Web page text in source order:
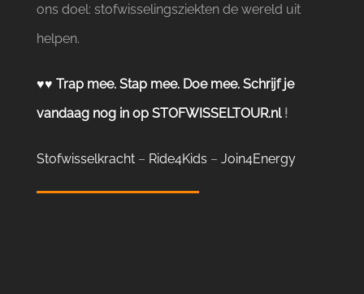
ons doel: stofwisselingsziekten de wereld uit
helpen.
♥♥ Trap mee. Stap mee. Doe mee. Schrijf je
vandaag nog in op STOFWISSELTOUR.nl!
Stofwisselkracht– Ride4Kids – Join4Energy